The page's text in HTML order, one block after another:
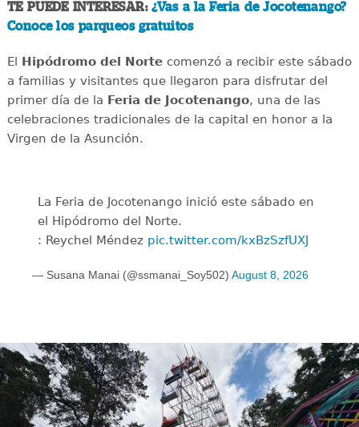
TE PUEDE INTERESAR:¿Vas a la Feria de Jocotenango?
Conoce los parqueos gratuitos
El Hipódromo del Nortecomenzó a recibir este sábado
a familias y visitantes que llegaron para disfrutar del
primer día de la Feria de Jocotenango, una de las
celebraciones tradicionales de la capital en honor a la
Virgen de la Asunción.
La Feria de Jocotenango inició este sábado en
el Hipódromo del Norte.
: Reychel Méndez pic.twitter.com/kxBzSzfUXJ
— Susana Manai (@ssmanai_Soy502) August 8, 2026